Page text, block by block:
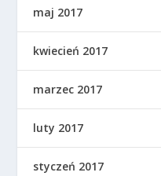
maj 2017
kwiecień 2017
marzec 2017
luty 2017
styczeń 2017